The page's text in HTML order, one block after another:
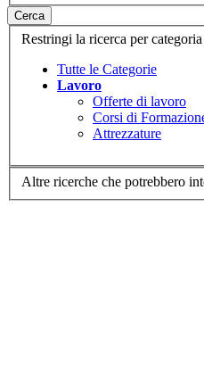
Cerca
Restringi la ricerca per categoria
Tutte le Categorie
Lavoro
Offerte di lavoro
Corsi di
Attrezzature
Altre ricerche che potrebbero